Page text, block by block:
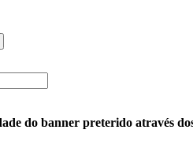
do banner preterido através